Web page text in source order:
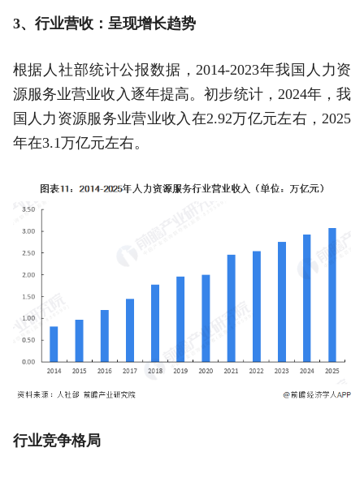
3、行业营收：呈现增长趋势
根据人社部统计公报数据，2014-2023年我国人力资
源服务业营业收入逐年提高。初步统计，2024年，我
国人力资源服务业营业收入在2.92万亿元左右，2025
年在3.1万亿元左右。
行业竞争格局